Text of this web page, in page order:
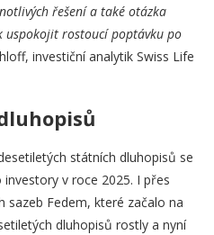
řešení a také otázka
uspokojit rostoucí poptávku po
investiční analytik Swiss Life
státních dluhopisů se
v roce 2025. I přes
sazeb Fedem, které začalo na
dluhopisů rostly a nyní